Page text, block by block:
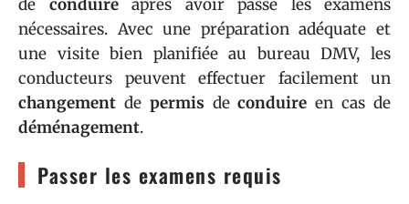
de conduire après avoir passé les examens
nécessaires. Avec une préparation adéquate et
une visite bien planifiée au bureau DMV, les
conducteurs peuvent effectuer facilement un
changement de permis deconduireen cas de
déménagement.
Passer les examens requis